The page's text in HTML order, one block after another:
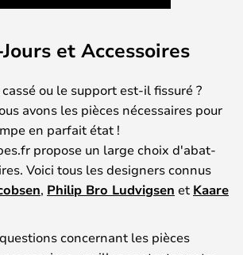
et Accessoires
ou le support est-il fissuré ?
avons les pièces nécessaires pour
en parfait état !
propose un large choix d'abat-
Voici tous les designers connus
, Philip Bro Ludvigsen et Kaare
concernant les pièces